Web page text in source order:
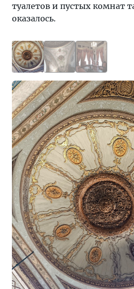
туалетов и пустых комнат
оказалось.